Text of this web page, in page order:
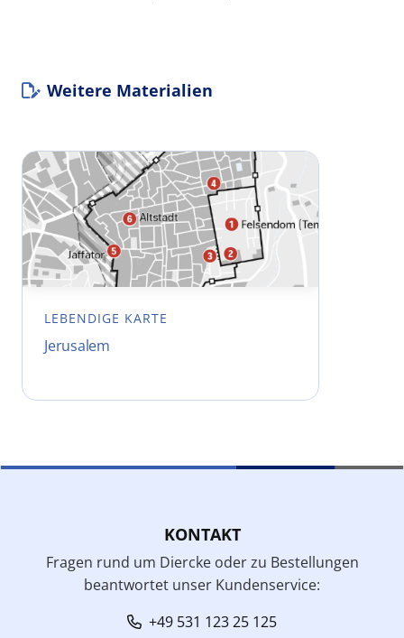
Weitere Materialien
LEBENDIGE KARTE
Jerusalem
KONTAKT
Fragen rund um Diercke oder zu Bestellungen
beantwortet unser Kundenservice:
+49 531 123 25 125